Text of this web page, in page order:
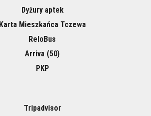
Dyżury aptek
Karta Mieszkańca Tczewa
ReloBus
Arriva (50)
PKP
Tripadvisor